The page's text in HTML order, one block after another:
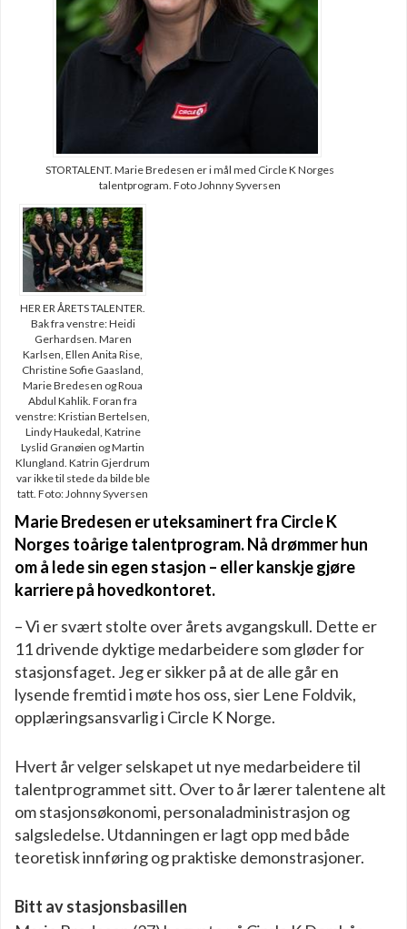
STORTALENT. Marie Bredesen er i mål med Circle K Norges
talentprogram. Foto Johnny Syversen
HER ER ÅRETS TALENTER.
Bak fra venstre: Heidi
Gerhardsen. Maren
Karlsen, Ellen Anita Rise,
Christine Sofie Gaasland,
Marie Bredesen og Roua
Abdul Kahlik. Foran fra
venstre: Kristian Bertelsen,
Lindy Haukedal, Katrine
Lyslid Granøien og Martin
Klungland. Katrin Gjerdrum
var ikke til stede da bilde ble
tatt. Foto: Johnny Syversen
Marie Bredesen er uteksaminert fra Circle K
Norges toårige talentprogram. Nå drømmer hun
om å lede sin egen stasjon – eller kanskje gjøre
karriere på hovedkontoret.
– Vi er svært stolte over årets avgangskull. Dette er
11 drivende dyktige medarbeidere som gløder for
stasjonsfaget. Jeg er sikker på at de alle går en
lysende fremtid i møte hos oss, sier Lene Foldvik,
opplæringsansvarlig i Circle K Norge.
Hvert år velger selskapet ut nye medarbeidere til
talentprogrammet sitt. Over to år lærer talentene alt
om stasjonsøkonomi, personaladministrasjon og
salgsledelse. Utdanningen er lagt opp med både
teoretisk innføring og praktiske demonstrasjoner.
Bitt av stasjonsbasillen